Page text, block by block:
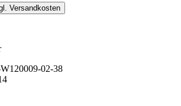
Versandkosten
02-38